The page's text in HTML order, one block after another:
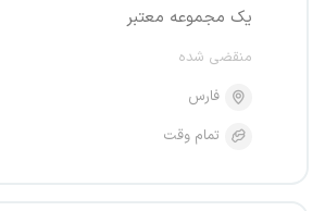
یک مجموعه معتبر
منقضی شده
فارس
تمام وقت